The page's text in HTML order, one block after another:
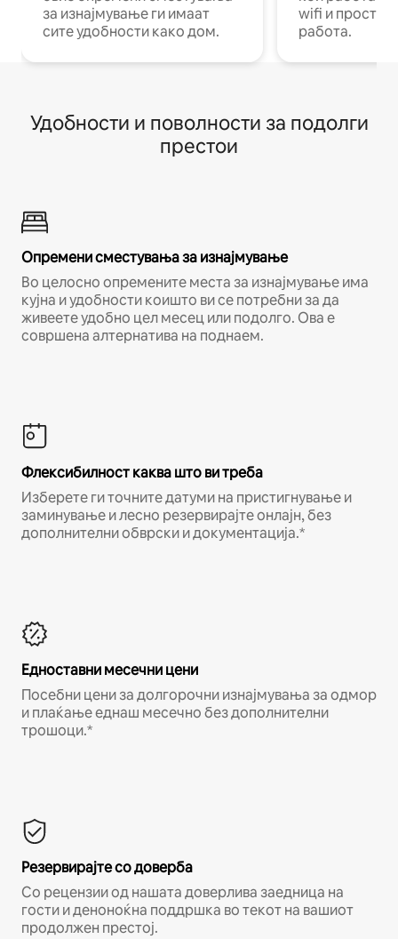
за изнајмување ги имаат
сите удобности како дом.
wifi и
работа.
Удобности и поволности за подолги
престои
Опремени сместувања за изнајмување
Во целосно опремените места за изнајмување има
кујна и удобности коишто ви се потребни за да
живеете удобно цел месец или подолго. Ова е
совршена алтернатива на поднаем.
Флексибилност каква што ви треба
Изберете ги точните датуми на пристигнување и
заминување и лесно резервирајте онлајн, без
дополнителни обврски и документација.*
Едноставни месечни цени
Посебни цени за долгорочни изнајмувања за одмор
и плаќање еднаш месечно без дополнителни
трошоци.*
Резервирајте со доверба
Со рецензии од нашата доверлива заедница на
гости и деноноќна поддршка во текот на вашиот
продолжен престој.